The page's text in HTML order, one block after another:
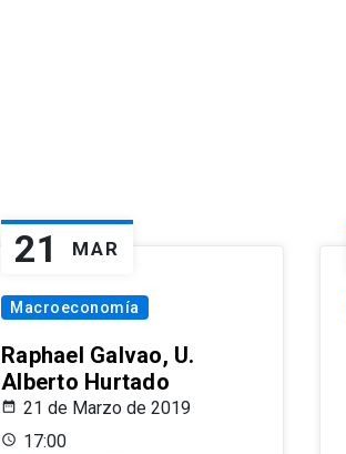
21 MAR
Macroeconomía
Raphael Galvao, U.
Alberto Hurtado
21 de Marzo de 2019
17:00